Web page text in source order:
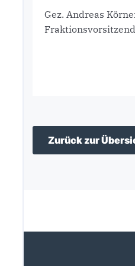
Gez. Andreas
Zurück zur